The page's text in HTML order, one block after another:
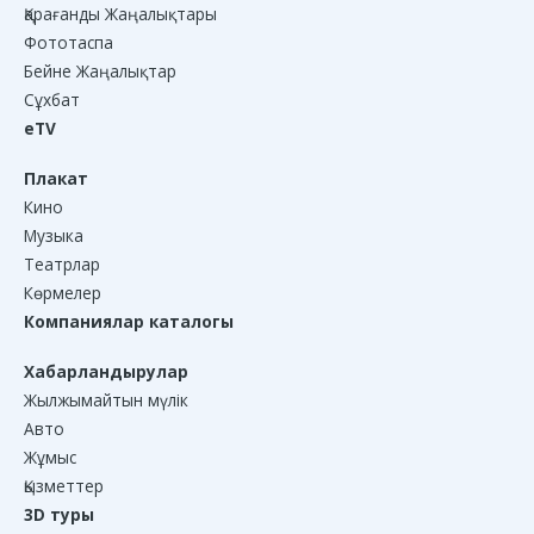
Қарағанды Жаңалықтары
Фототаспа
Бейне Жаңалықтар
Сұхбат
eTV
Плакат
Кино
Музыка
Театрлар
Көрмелер
Компаниялар каталогы
Хабарландырулар
Жылжымайтын мүлік
Авто
Жұмыс
Қызметтер
3D туры